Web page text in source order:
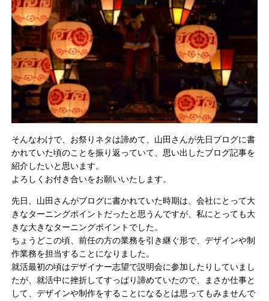
そんなわけで、お祭りネタは諦めて、山田さんが先日ブログに書
かれていた頃のことを振り返っていて、思い出したブログ記事を
紹介したいと思います。
よろしくお付き合いをお願いいたします。
先日、山田さんがブログに書かれていた時期は、会社にとって大
きなターニングポイントだったと思うんですが、私にとっても大
きな大きなターニングポイントでした。
ちょうどこの頃、前任の方の業務を引き継ぐ形で、デザインや制
作業務を担当することになりました。
就活最初の頃はデザイナー志望で説明会に参加したりしていまし
たが、就活中に挫折してすっぱり諦めていたので、まさか仕事と
して、デザインや制作をすることになるとは思ってもみませんで